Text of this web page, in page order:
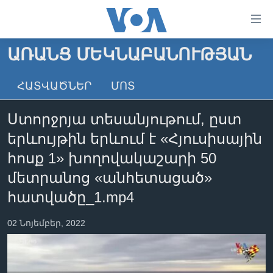
անցնել
հիմնական
անցնել
բովանդակությանը
հիմնական
բովանդակություն
ԳԼԽԱՎՈՐ ԷՋ
ԼՈՒՐԵՐ
ՏԵՍԱՆՅՈՒԹԵՐ
ՖԻԼՄԵՐ
ՖԻԼՄԵՐ
IN ENGLISH
ՄԵՐ ՄԱՍԻՆ
ՄԵՐ ՄԱՍԻՆ
«ԱՄԵՐԻԿԱՅԻ ՁԱՅՆ»-Ի ԿԱՆՈՆԱԴՐՈՒԹՅՈՒՆ
ՈՒԿՐԱԻՆԱԿԱՆ ՊԱՏԵՐԱԶՄ
Learning English
ՀԵՏԵՒԵՔ ՄԵԶ
ԱՌԱՆՑ ՄԵԿՆԱԲԱՆՈՒԹՅԱՆ
ՀԱՏՎԱԾՆԵՐ ՄՈՏ
Ստորջրյա տեսանյութում, ըստ
երևույթին երևում է «Հյուսիսային
հոսք 1» խողովակաշարի 50
մետրանոց «անհետացած»
հատվածը_1.mp4
02 Նոյեմբեր, 2022